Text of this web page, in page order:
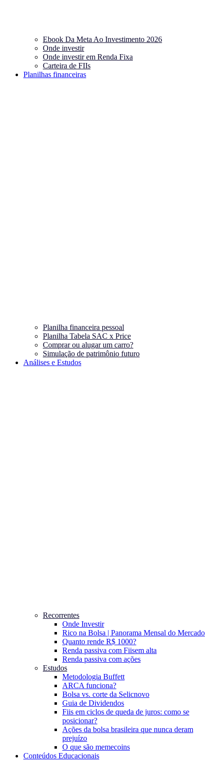
Ebook Da Meta Ao Investimento 2026
Onde investir
Onde investir em Renda Fixa
Carteira de FIIs
Planilhas financeiras
Planilha financeira pessoal
Planilha Tabela SAC x Price
Comprar ou alugar um carro?
Simulação de patrimônio futuro
Análises e Estudos
Recorrentes
Onde Investir
Rico na Bolsa | Panorama Mensal do Mercado
Quanto rende R$ 1000?
Renda passiva com Fiisem alta
Renda passiva com ações
Estudos
Metodologia Buffett
ARCA funciona?
Bolsa vs. corte da Selicnovo
Guia de Dividendos
Fiis em ciclos de queda de juros: como se
posicionar?
Ações da bolsa brasileira que nunca deram
prejuízo
O que são memecoins
Conteúdos Educacionais